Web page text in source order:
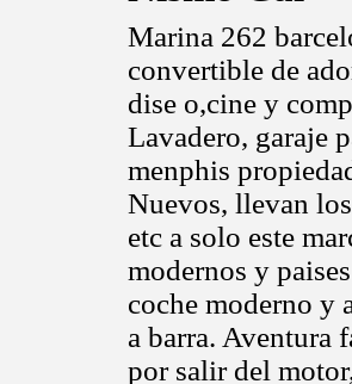
Marina 262
convertible de
dise o,cine y
Lavadero, garaje
menphis
Nuevos, llevan
etc a solo este
modernos y
coche moderno y
a barra. Aventura
por salir del